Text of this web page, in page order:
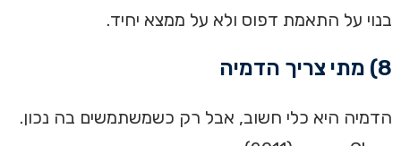
בנוי על התאמת דפוס ולא על ממצא יחיד.
8) מתי צריך הדמיה
הדמיה היא כלי חשוב, אבל רק כשמשתמשים בה נכון.